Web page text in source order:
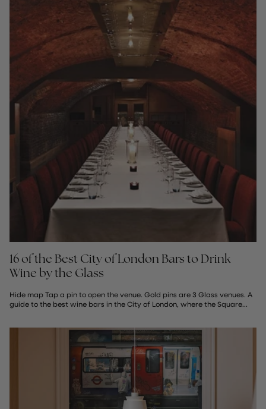
16 of the Best City of London Bars to Drink
Wine by the Glass
Hide map Tap a pin to open the venue. Gold pins are 3 Glass venues. A
guide to the best wine bars in the City of London, where the Square...